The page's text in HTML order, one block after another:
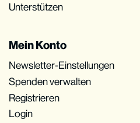
Unterstützen
Mein Konto
Newsletter-Einstellungen
Spenden verwalten
Registrieren
Login